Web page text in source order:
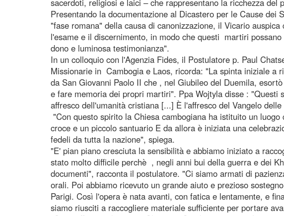
sacerdoti, religiosi e laici – che rappresentano la ricchezza del
Presentando la documentazione al Dicastero per le Cause dei
"fase romana" della causa di canonizzazione, il Vicario auspica
l'esame e il discernimento, in modo che questi martiri
dono e luminosa testimonianza".
In un colloquio con l'Agenzia Fides, il Postulatore p. Paul
Missionarie in Cambogia e Laos, ricorda: "La spinta iniziale a
da San Giovanni Paolo II che , nel Giubileo del Duemila,
e fare memoria dei propri martiri". Ppa Wojtyla disse :
affresco dell'umanità cristiana [...] È l'affresco del Vangelo
"Con questo spirito la Chiesa cambogiana ha istituito un
croce e un piccolo santuario E da allora è iniziata una
fedeli da tutta la nazione", spiega.
"E' pian piano cresciuta la sensibilità e abbiamo iniziato a
stato molto difficile perchè , negli anni bui della guerra e dei
documenti", racconta il postulatore. "Ci siamo armati di
orali. Poi abbiamo ricevuto un grande aiuto e prezioso
Parigi. Così l'opera è nata avanti, con fatica e lentamente, e
siamo riusciti a raccogliere materiale sufficiente per portare